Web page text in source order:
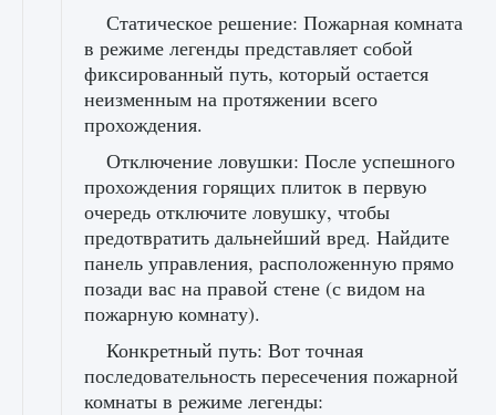
Статическое решение: Пожарная комната
в режиме легенды представляет собой
фиксированный путь, который остается
неизменным на протяжении всего
прохождения.
Отключение ловушки: После успешного
прохождения горящих плиток в первую
очередь отключите ловушку, чтобы
предотвратить дальнейший вред. Найдите
панель управления, расположенную прямо
позади вас на правой стене (с видом на
пожарную комнату).
Конкретный путь: Вот точная
последовательность пересечения пожарной
комнаты в режиме легенды: